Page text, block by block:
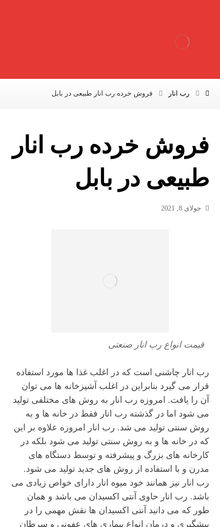
رب انار فروش خرده رب انار طبیعی در بابل
فروش خرده رب انار
طبیعی در بابل
جولای 8, 2021
قیمت انواع رب انار صنعتی
رب انار چاشنی است که در اغلب غذا ها مورد استفاده
قرار می گیرد بنابراین در اغلب آشپزخانه ها می توان
آن را یافت. امروزه رب انار به روش های مختلفی تولید
می شود اما در گذشته رب انار فقط در خانه ها و به
روش سنتی تولید می شد. رب انار امروزه علاوه بر این
که در خانه ها و به روش سنتی تولید می شود بلکه در
کارخانه های بزرگ و پیشرفته و توسط دستگاه های
مدرن و با استفاده از روش های جدید تولید می شود.
رب انار نیز همانند خود میوه انار دارای خواص زیادی می
باشد. رب انار حاوی آنتی اکسیدان می باشد و همان
طور که می دانید آنتی اکسیدان ها نقش مهمی را در
پیشگیری و درمان انواع بیماری های عفونی و سرطان